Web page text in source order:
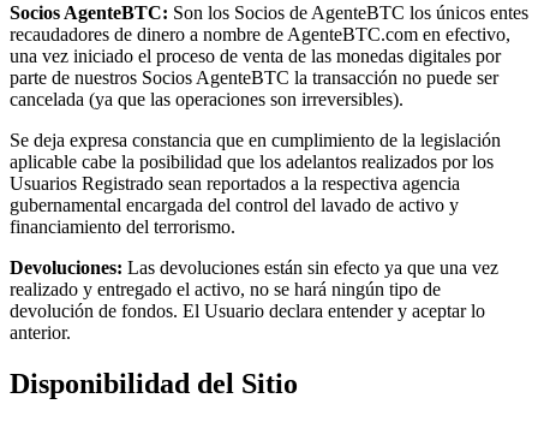
Socios AgenteBTC: Son los Socios de AgenteBTC los únicos entes
recaudadores de dinero a nombre de AgenteBTC.com en efectivo,
una vez iniciado el proceso de venta de las monedas digitales por
parte de nuestros Socios AgenteBTC la transacción no puede ser
cancelada (ya que las operaciones son irreversibles).
Se deja expresa constancia que en cumplimiento de la legislación
aplicable cabe la posibilidad que los adelantos realizados por los
Usuarios Registrado sean reportados a la respectiva agencia
gubernamental encargada del control del lavado de activo y
financiamiento del terrorismo.
Devoluciones: Las devoluciones están sin efecto ya que una vez
realizado y entregado el activo, no se hará ningún tipo de
devolución de fondos. El Usuario declara entender y aceptar lo
anterior.
Disponibilidad del Sitio